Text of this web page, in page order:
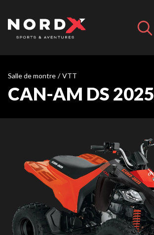
Salle de montre / VTT
CAN-AM DS 2025